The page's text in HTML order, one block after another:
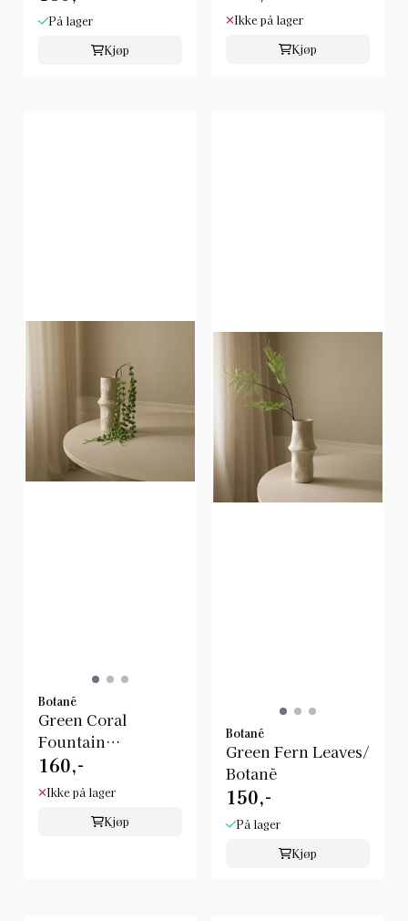
På lager
Kjøp
Ikke på lager
Kjøp
Botané
Green Coral
Fountain
Amaranthus
Flower/ Botané
160,-
Ikke på lager
Kjøp
Botané
Green Fern Leaves/
Botanè
150,-
På lager
Kjøp